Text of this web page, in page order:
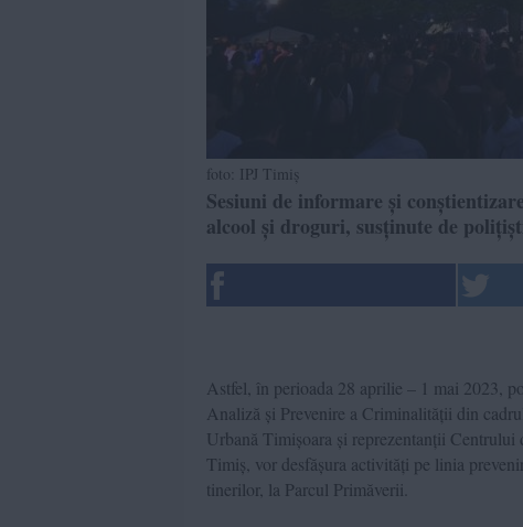
foto: IPJ Timiș
Sesiuni de informare și
alcool și droguri, susținute de
Astfel, în perioada 28 aprilie – 1 mai 2023,
Analiză și Prevenire a Criminalității din
Urbană Timișoara și reprezentanții
Timiș, vor desfășura activități pe linia
tinerilor, la Parcul Primăverii.